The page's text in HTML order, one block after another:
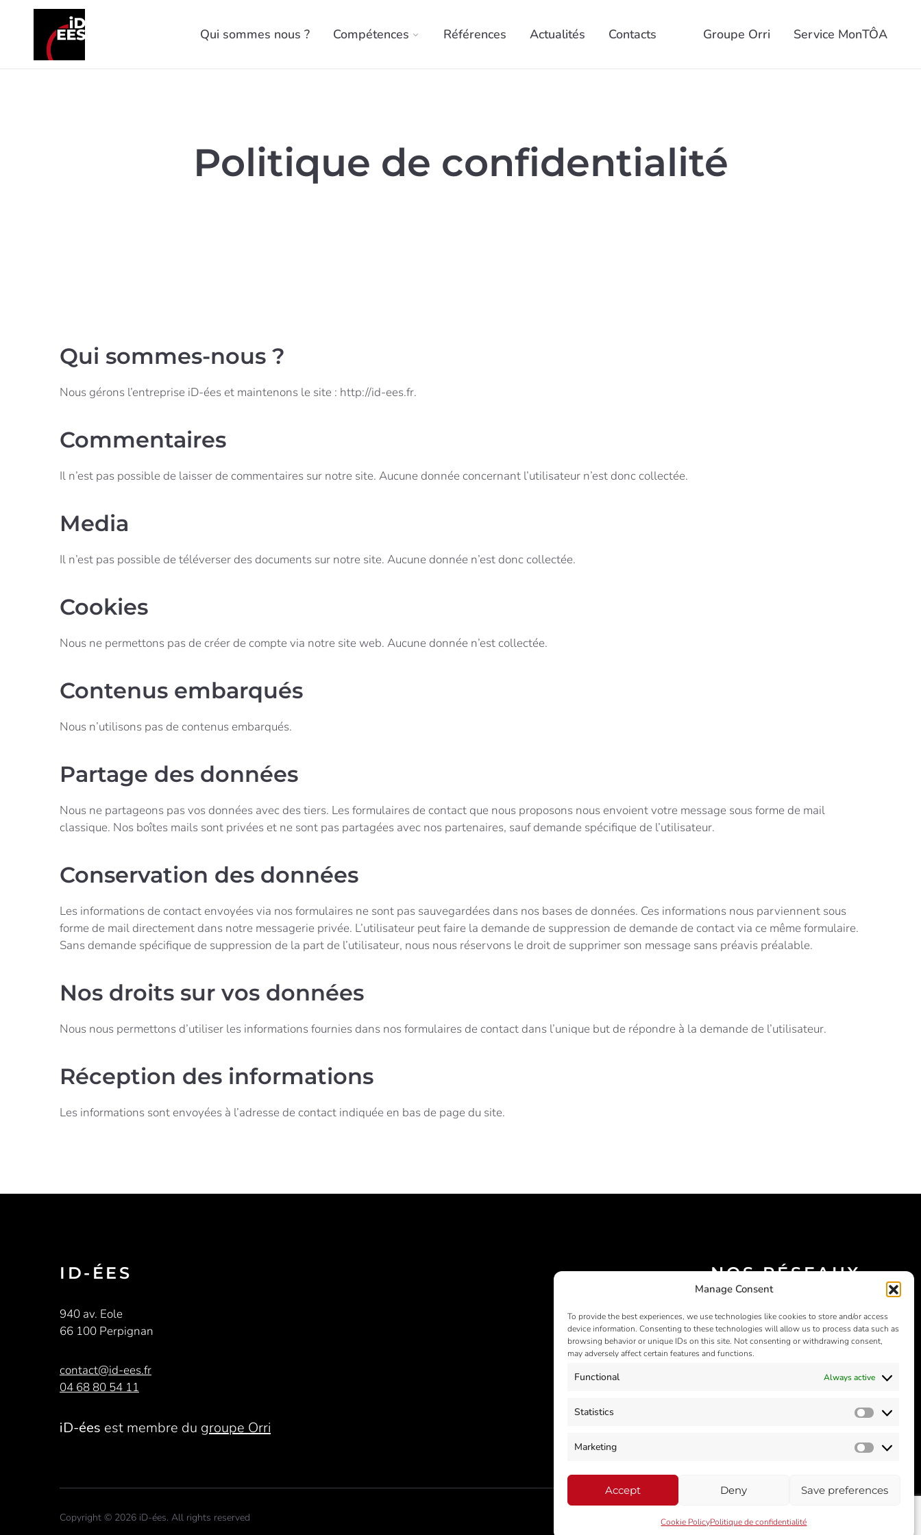
Manage Consent
To provide the best experiences, we use technologies like cookies to store and/or access
device information. Consenting to these technologies will allow us to process data such as
browsing behavior or unique IDs on this site. Not consenting or withdrawing consent,
may adversely affect certain features and functions.
Functional Always active
Statistics Statistics
Marketing
Accept Deny Save preferences
Cookie PolicyPolitique de confidentialité
Qui sommes nous ? Compétences Références Actualités Contacts Groupe Orri Service MonTÔA
Politique de confidentialité
Qui sommes-nous ?
Nous gérons l’entreprise iD-ées et maintenons le site : http://id-ees.fr.
Commentaires
Il n’est pas possible de laisser de commentaires sur notre site. Aucune donnée concernant l’utilisateur n’est donc collectée.
Media
Il n’est pas possible de téléverser des documents sur notre site. Aucune donnée n’est donc collectée.
Cookies
Nous ne permettons pas de créer de compte via notre site web. Aucune donnée n’est collectée.
Contenus embarqués
Nous n’utilisons pas de contenus embarqués.
Partage des données
Nous ne partageons pas vos données avec des tiers. Les formulaires de contact que nous proposons nous envoient votre message sous forme de mail
classique. Nos boîtes mails sont privées et ne sont pas partagées avec nos partenaires, sauf demande spécifique de l’utilisateur.
Conservation des données
Les informations de contact envoyées via nos formulaires ne sont pas sauvegardées dans nos bases de données. Ces informations nous parviennent sous
forme de mail directement dans notre messagerie privée. L’utilisateur peut faire la demande de suppression de demande de contact via ce même formulaire.
Sans demande spécifique de suppression de la part de l’utilisateur, nous nous réservons le droit de supprimer son message sans préavis préalable.
Nos droits sur vos données
Nous nous permettons d’utiliser les informations fournies dans nos formulaires de contact dans l’unique but de répondre à la demande de l’utilisateur.
Réception des informations
Les informations sont envoyées à l’adresse de contact indiquée en bas de page du site.
ID-ÉES
940 av. Eole
66 100 Perpignan
contact@id-ees.fr
04 68 80 54 11
iD-ées est membre du groupe Orri
NOS RÉSEAUX
SOCIAUX
Copyright © 2026 iD-ées. All rights reserved Politique de confidentialité Cookie Policy (EU)